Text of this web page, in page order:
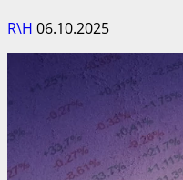
R\H 06.10.2025